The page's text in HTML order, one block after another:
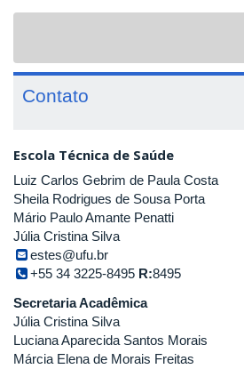
Contato
Escola Técnica de Saúde
Luiz Carlos Gebrim de Paula Costa
Sheila Rodrigues de Sousa Porta
Mário Paulo Amante Penatti
Júlia Cristina Silva
estes@ufu.br
+55 34 3225-8495 R:8495
Secretaria Acadêmica
Júlia Cristina Silva
Luciana Aparecida Santos Morais
Márcia Elena de Morais Freitas